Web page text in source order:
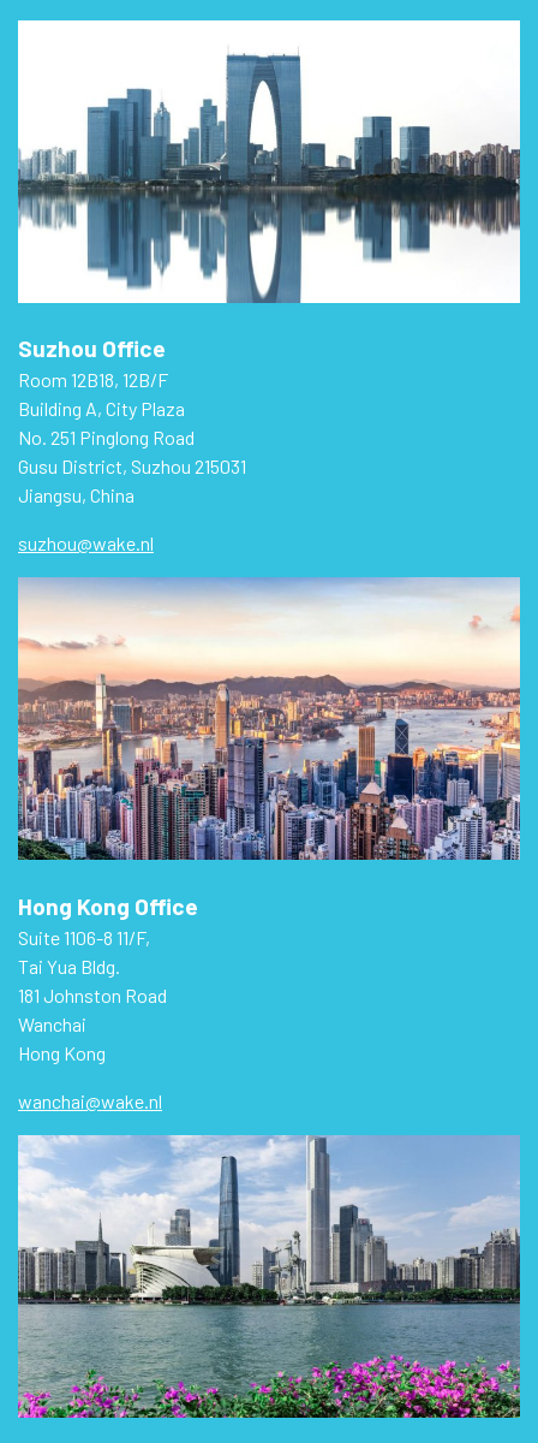
Suzhou Office
Room 12B18, 12B/F
Building A, City Plaza
No. 251 Pinglong Road
Gusu District, Suzhou 215031
Jiangsu, China
suzhou@wake.nl
Hong Kong Office
Suite 1106-8 11/F,
Tai Yua Bldg.
181 Johnston Road
Wanchai
Hong Kong
wanchai@wake.nl